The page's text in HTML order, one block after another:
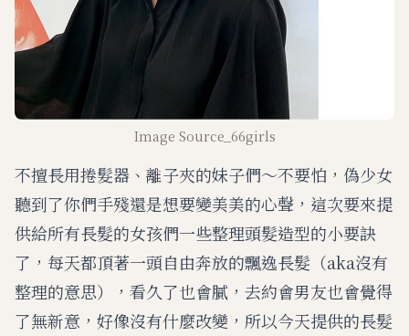
Image Source_66girls
不擅長用捲髮器、離子夾的妹子們～不要怕，偽少女
聽到了你們手殘還是想要變美美的心聲，這次要來提
供給所有長髮的女孩們一些整理頭髮造型的小要訣
了，每天都頂著一頭自由奔放的飄逸長髮（aka沒有
整理的意思），看久了也會膩，去約會男友也會覺得
了無新意，好像沒有什麼改變，所以今天提供的長髮